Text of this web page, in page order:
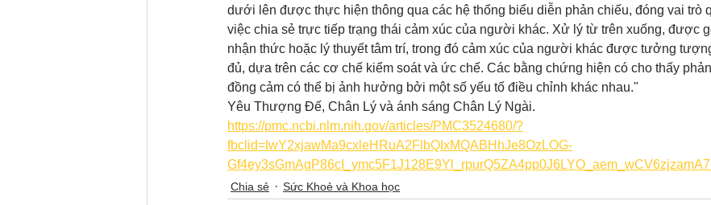
dưới lên được thực hiện thông qua các hệ thống biểu diễn phản chiếu, đóng vai trò
việc chia sẻ trực tiếp trạng thái cảm xúc của người khác. Xử lý từ trên xuống, được
nhận thức hoặc lý thuyết tâm trí, trong đó cảm xúc của người khác được tưởng
đủ, dựa trên các cơ chế kiểm soát và ức chế. Các bằng chứng hiện có cho thấy
đồng cảm có thể bị ảnh hưởng bởi một số yếu tố điều chỉnh khác nhau."
Yêu Thượng Đế, Chân Lý và ánh sáng Chân Lý Ngài.
https://pmc.ncbi.nlm.nih.gov/articles/PMC3524680/?
fbclid=IwY2xjawMa9cxleHRuA2FlbQIxMQABHhJe8OzLOG-
Chia sẻ Sức Khoẻ và Khoa học